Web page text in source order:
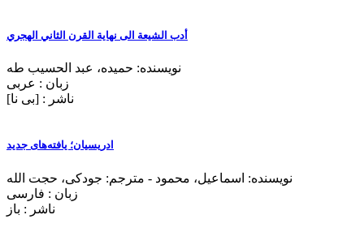
أدب الشیعة الی نهایة القرن الثاني الهجري
نویسنده: حمیده، عبد الحسیب طه
زبان : عربی
ناشر : [بی‌ نا]
ادریسیان؛ یافته‌های جدید
نویسنده: اسماعیل، محمود - مترجم: جودکی، حجت الله
زبان : فارسی
ناشر : باز